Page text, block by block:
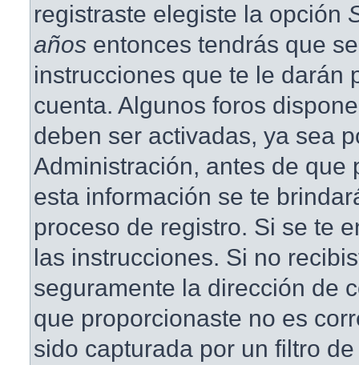
registraste elegiste la opción
años entonces tendrás que
instrucciones que te le darán
cuenta. Algunos foros
deben ser activadas, ya sea
Administración, antes de que
esta información se te
proceso de registro. Si se te
las instrucciones. Si no
seguramente la dirección de
que proporcionaste no es
sido capturada por un filtro